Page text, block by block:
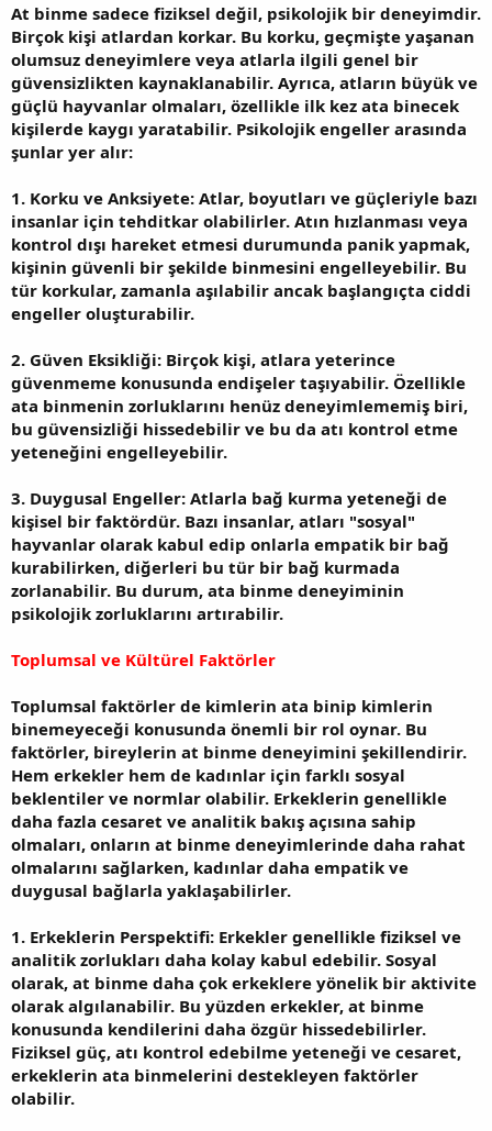
At binme sadece fiziksel değil, psikolojik bir deneyimdir.
Birçok kişi atlardan korkar. Bu korku, geçmişte yaşanan
olumsuz deneyimlere veya atlarla ilgili genel bir
güvensizlikten kaynaklanabilir. Ayrıca, atların büyük ve
güçlü hayvanlar olmaları, özellikle ilk kez ata binecek
kişilerde kaygı yaratabilir. Psikolojik engeller arasında
şunlar yer alır:
1. Korku ve Anksiyete: Atlar, boyutları ve güçleriyle bazı
insanlar için tehditkar olabilirler. Atın hızlanması veya
kontrol dışı hareket etmesi durumunda panik yapmak,
kişinin güvenli bir şekilde binmesini engelleyebilir. Bu
tür korkular, zamanla aşılabilir ancak başlangıçta ciddi
engeller oluşturabilir.
2. Güven Eksikliği: Birçok kişi, atlara yeterince
güvenmeme konusunda endişeler taşıyabilir. Özellikle
ata binmenin zorluklarını henüz deneyimlememiş biri,
bu güvensizliği hissedebilir ve bu da atı kontrol etme
yeteneğini engelleyebilir.
3. Duygusal Engeller: Atlarla bağ kurma yeteneği de
kişisel bir faktördür. Bazı insanlar, atları "sosyal"
hayvanlar olarak kabul edip onlarla empatik bir bağ
kurabilirken, diğerleri bu tür bir bağ kurmada
zorlanabilir. Bu durum, ata binme deneyiminin
psikolojik zorluklarını artırabilir.
Toplumsal ve Kültürel Faktörler
Toplumsal faktörler de kimlerin ata binip kimlerin
binemeyeceği konusunda önemli bir rol oynar. Bu
faktörler, bireylerin at binme deneyimini şekillendirir.
Hem erkekler hem de kadınlar için farklı sosyal
beklentiler ve normlar olabilir. Erkeklerin genellikle
daha fazla cesaret ve analitik bakış açısına sahip
olmaları, onların at binme deneyimlerinde daha rahat
olmalarını sağlarken, kadınlar daha empatik ve
duygusal bağlarla yaklaşabilirler.
1. Erkeklerin Perspektifi: Erkekler genellikle fiziksel ve
analitik zorlukları daha kolay kabul edebilir. Sosyal
olarak, at binme daha çok erkeklere yönelik bir aktivite
olarak algılanabilir. Bu yüzden erkekler, at binme
konusunda kendilerini daha özgür hissedebilirler.
Fiziksel güç, atı kontrol edebilme yeteneği ve cesaret,
erkeklerin ata binmelerini destekleyen faktörler
olabilir.